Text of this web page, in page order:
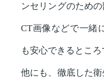
ンセリングのため
CT画像などで一緒
も安心できるところ
他にも、徹底した